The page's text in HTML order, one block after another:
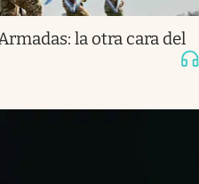
la otra cara del